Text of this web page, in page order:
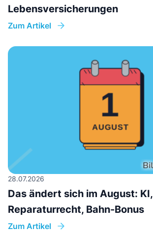
Lebensversicherungen
Zum Artikel
28.07.2026
Das ändert sich im August: KI,
Reparaturrecht, Bahn-Bonus
Zum Artikel